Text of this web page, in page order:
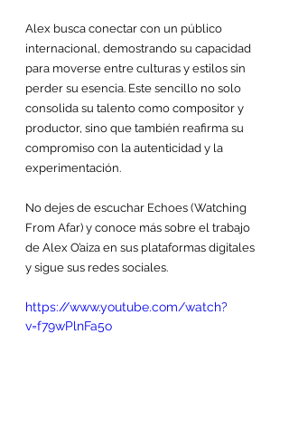
Alex busca conectar con un público
internacional, demostrando su capacidad
para moverse entre culturas y estilos sin
perder su esencia. Este sencillo no solo
consolida su talento como compositor y
productor, sino que también reafirma su
compromiso con la autenticidad y la
experimentación.
No dejes de escuchar Echoes (Watching
From Afar) y conoce más sobre el trabajo
de Alex O’aiza en sus plataformas digitales
y sigue sus redes sociales.
https://www.youtube.com/watch?
v=f79wPlnFa5o